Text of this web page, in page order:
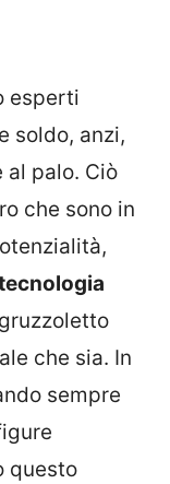
esperti
soldo, anzi,
al palo. Ciò
che sono in
che sia. In
sempre
questo